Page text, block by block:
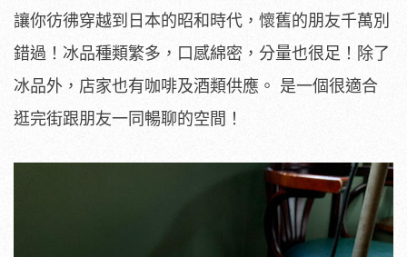
讓你彷彿穿越到日本的昭和時代，懷舊的朋友千萬別
錯過！冰品種類繁多，口感綿密，分量也很足！除了
冰品外，店家也有咖啡及酒類供應。 是一個很適合
逛完街跟朋友一同暢聊的空間！